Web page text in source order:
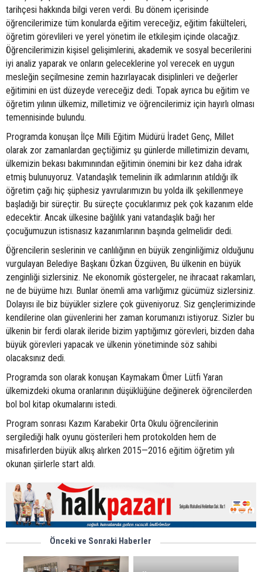
tarihçesi hakkında bilgi veren verdi. Bu dönem içerisinde
öğrencilerimize tüm konularda eğitim vereceğiz, eğitim fakülteleri,
öğretim görevlileri ve yerel yönetim ile etkileşim içinde olacağız.
Öğrencilerimizin kişisel gelişimlerini, akademik ve sosyal becerilerini
iyi analiz yaparak ve onların geleceklerine yol verecek en uygun
mesleğin seçilmesine zemin hazırlayacak disiplinleri ve değerler
eğitimini en üst düzeyde vereceğiz dedi. Topak ayrıca bu eğitim ve
öğretim yılının ülkemiz, milletimiz ve öğrencilerimiz için hayırlı olması
temennisinde bulundu.
Programda konuşan İlçe Milli Eğitim Müdürü İradet Genç, Millet
olarak zor zamanlardan geçtiğimiz şu günlerde milletimizin devamı,
ülkemizin bekası bakımınından eğitimin önemini bir kez daha idrak
etmiş bulunuyoruz. Vatandaşlık temelinin ilk adımlarının atıldığı ilk
öğretim çağı hiç şüphesiz yavrularımızın bu yolda ilk şekillenmeye
başladığı bir süreçtir. Bu süreçte çocuklarımız pek çok kazanım elde
edecektir. Ancak ülkesine bağlılık yani vatandaşlık bağı her
çocuğumuzun istisnasız kazanımlarının başında gelmelidir dedi.
Öğrencilerin seslerinin ve canlılığının en büyük zenginliğimiz olduğunu
vurgulayan Belediye Başkanı Özkan Özgüven, Bu ülkenin en büyük
zenginliği sizlersiniz. Ne ekonomik göstergeler, ne ihracaat rakamları,
ne de büyüme hızı. Bunlar önemli ama varlığımız gücümüz sizlersiniz.
Dolayısı ile biz büyükler sizlere çok güveniyoruz. Siz gençlerimizinde
kendilerine olan güvenlerini her zaman korumanızı istiyoruz. Sizler bu
ülkenin bir ferdi olarak ileride bizim yaptığımız görevleri, bizden daha
büyük görevleri yapacak ve ülkenin yönetiminde söz sahibi
olacaksınız dedi.
Programda son olarak konuşan Kaymakam Ömer Lütfi Yaran
ülkemizdeki okuma oranlarının düşüklüğüne değinerek öğrencilerden
bol bol kitap okumalarını istedi.
Program sonrası Kazım Karabekir Orta Okulu öğrencilerinin
sergilediği halk oyunu gösterileri hem protokolden hem de
misafirlerden büyük alkış alırken 2015—2016 eğitim öğretim yılı
okunan şiirlerle start aldı.
Önceki ve Sonraki Haberler